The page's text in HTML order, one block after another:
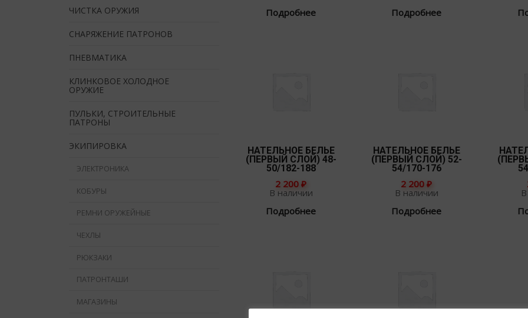
Подробнее
Подробнее
НАТЕЛЬНОЕ БЕЛЬЕ
(ПЕРВЫЙ СЛОЙ) 48-
50/182-188
2 200₽
В наличии
Подробнее
НАТЕЛЬНОЕ БЕЛЬЕ
(ПЕРВЫЙ СЛОЙ) 52-
54/170-176
2 200₽
В наличии
Подробнее
ЧИСТКА ОРУЖИЯ
СНАРЯЖЕНИЕ ПАТРОНОВ
ПНЕВМАТИКА
КЛИНКОВОЕ ХОЛОДНОЕ
ОРУЖИЕ
ПУЛЬКИ, СТРОИТЕЛЬНЫЕ
ПАТРОНЫ
ЭКИПИРОВКА
ЭЛЕКТРОНИКА
КОБУРЫ
РЕМНИ ОРУЖЕЙНЫЕ
ЧЕХЛЫ
РЮКЗАКИ
ПАТРОНТАШИ
МАГАЗИНЫ